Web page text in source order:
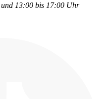
13:00 bis 17:00 Uhr